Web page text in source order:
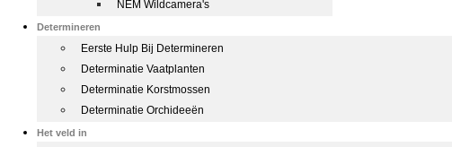
NEM Wildcamera's
Determineren
Eerste Hulp Bij Determineren
Determinatie Vaatplanten
Determinatie Korstmossen
Determinatie Orchideeën
Het veld in